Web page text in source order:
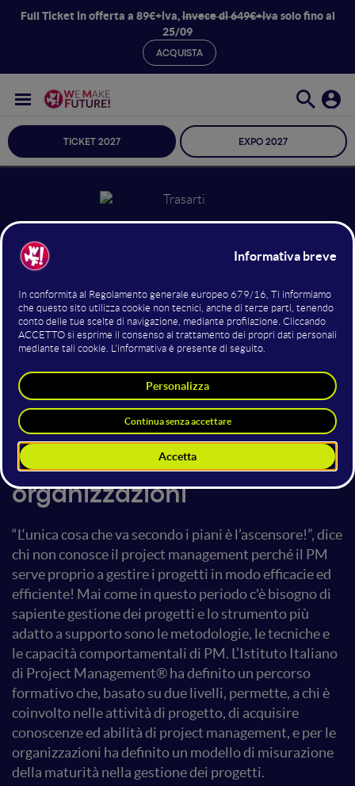
Full Ticket in offerta a 89€+iva,invece di 649€+ivasolo fino al
25/09
ACQUISTA
TICKET 2027 EXPO 2027
Graziano Trasarti
16 giugno 202218:20 - 19:00
Tools & Services
Conosci il project
management? Scopri il
percorso formativo rivolto
alle persone e alle
organizzazioni
“L‘unica cosa che va secondo i piani è l’ascensore!”, dice
chi non conosce il project management perché il PM
serve proprio a gestire i progetti in modo efficacie ed
efficiente! Mai come in questo periodo c'è bisogno di
sapiente gestione dei progetti e lo strumento più
adatto a supporto sono le metodologie, le tecniche e
lecapacità comportamentali di PM. L’Istituto Italiano
di Project Management® ha definito un percorso
formativo che, basato su due livelli, permette, a chi è
coinvolto nelle attività di progetto, di acquisire
conoscenze ed abilità di project management, e per le
organizzazioni ha definito un modello di misurazione
della maturità nella gestione dei progetti.